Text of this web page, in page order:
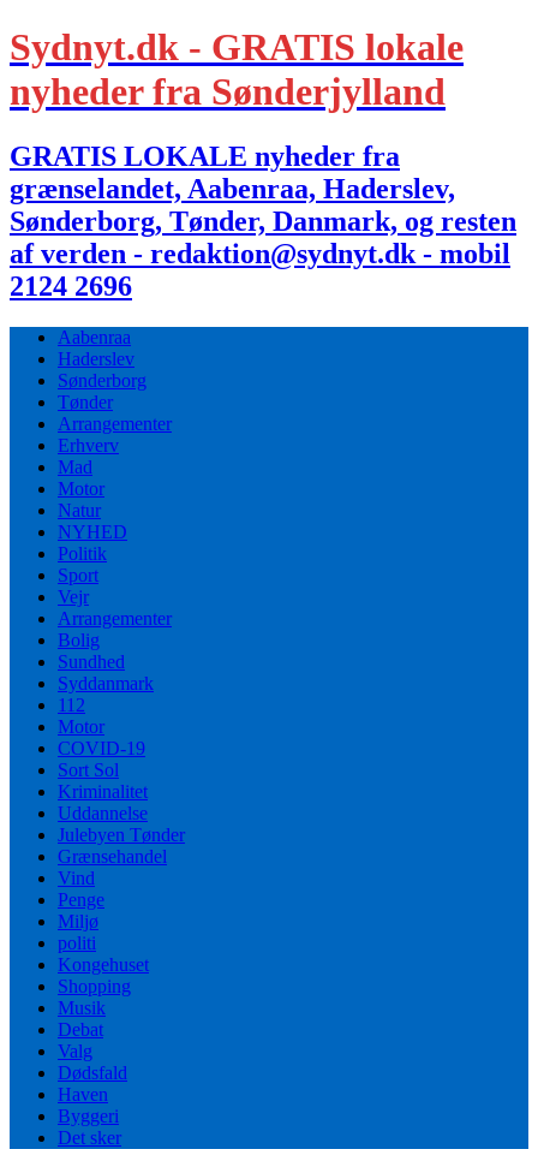
Sydnyt.dk - GRATIS lokale
nyheder fra Sønderjylland
GRATIS LOKALE nyheder fra
grænselandet, Aabenraa, Haderslev,
Sønderborg, Tønder, Danmark, og resten
af verden - redaktion@sydnyt.dk - mobil
2124 2696
Aabenraa
Haderslev
Sønderborg
Tønder
Arrangementer
Erhverv
Mad
Motor
Natur
NYHED
Politik
Sport
Vejr
Arrangementer
Bolig
Sundhed
Syddanmark
112
Motor
COVID-19
Sort Sol
Kriminalitet
Uddannelse
Julebyen Tønder
Grænsehandel
Vind
Penge
Miljø
politi
Kongehuset
Shopping
Musik
Debat
Valg
Dødsfald
Haven
Byggeri
Det sker